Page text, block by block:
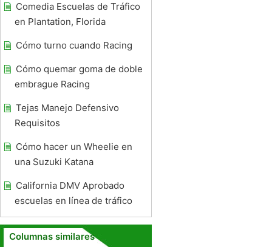
Comedia Escuelas de Tráfico
en Plantation, Florida
Cómo turno cuando Racing
Cómo quemar goma de doble
embrague Racing
Tejas Manejo Defensivo
Requisitos
Cómo hacer un Wheelie en
una Suzuki Katana
California DMV Aprobado
escuelas en línea de tráfico
Columnas similares